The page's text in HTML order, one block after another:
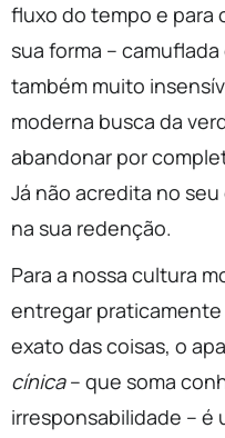
fluxo do tempo e para
sua forma –
também muito
moderna busca da
abandonar por
Já não acredita no
na sua redenção.
Para a nossa cultura
entregar
exato das coisas, o
cínica– que soma
irresponsabilidade – é